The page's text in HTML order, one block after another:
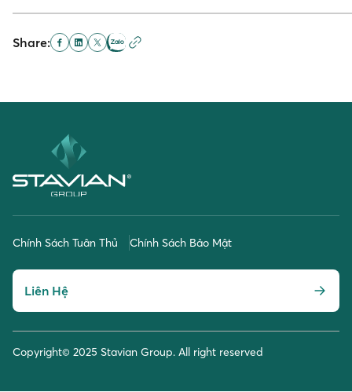
Share:
Chính Sách Tuân Thủ Chính Sách Bảo Mật
Liên Hệ
Copyright© 2025 Stavian Group. All right reserved